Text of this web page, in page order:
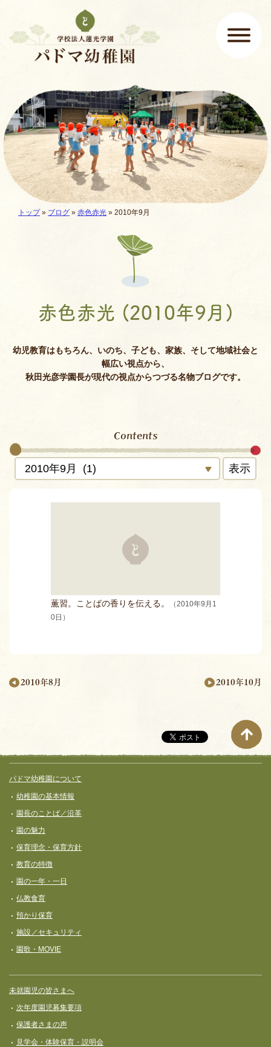
メインメニュー
ここから本文です。
現在地:
トップ» ブログ » 赤色赤光 » 2010年9月
赤色赤光 (2010年9月)
幼児教育はもちろん、いのち、子ども、家族、そして地域社会と
幅広い視点から、
秋田光彦学園長が現代の視点からつづる名物ブログです。
Contents
表示
薫習。ことばの香りを伝える。
（2010年9月1
0日）
ペ
ー
ジ
ナ
ビ
ゲ
ー
シ
ョ
ン
2010年8月 2010年10月
フッターコンテンツ
パドマ幼稚園について
幼稚園の基本情報
園長のことば／沿革
園の魅力
保育理念・保育⽅針
教育の特徴
園の一年・一日
仏教食育
預かり保育
施設／セキュリティ
園歌・MOVIE
未就園児の皆さまへ
次年度園児募集要項
保護者さまの声
見学会・体験保育・説明会